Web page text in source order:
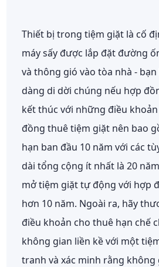
Thiết bị trong tiệm giặt là cố
máy sấy được lắp đặt đường
và thông gió vào tòa nhà -
dàng di dời chúng nếu hợp
kết thúc với những điều
đồng thuê tiệm giặt nên bao
hạn ban đầu 10 năm với các
dài tổng cộng ít nhất là 20
mở tiệm giặt tự động với hợp
hơn 10 năm. Ngoài ra, hãy
điều khoản cho thuê hạn chế
không gian liền kề với một
tranh và xác minh rằng không